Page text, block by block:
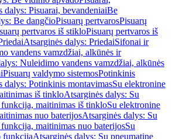
dalys: Pisuarai, bevandeniaiBe
Be dangčioPisuarų pertvarosPisuarų
pertvaros iš stikloPisuarų pertvaros iš
Atsarginės dalys: PriedaiSifonai ir
vandens vamzdžiai, alkūnės ir
Nuleidimo vandens vamzdžiai, alkūnės
Pisuarų valdymo sistemosPotinkinis
dalys: Potinkinis montavimasSu elektronine
iš tinkloAtsarginės dalys: Su
maitinimas iš tinkloSu elektronine
nuo baterijosAtsarginės dalys: Su
maitinimas nuo baterijosSu
funkcijaAtsarginės dalys: Su pneumatine